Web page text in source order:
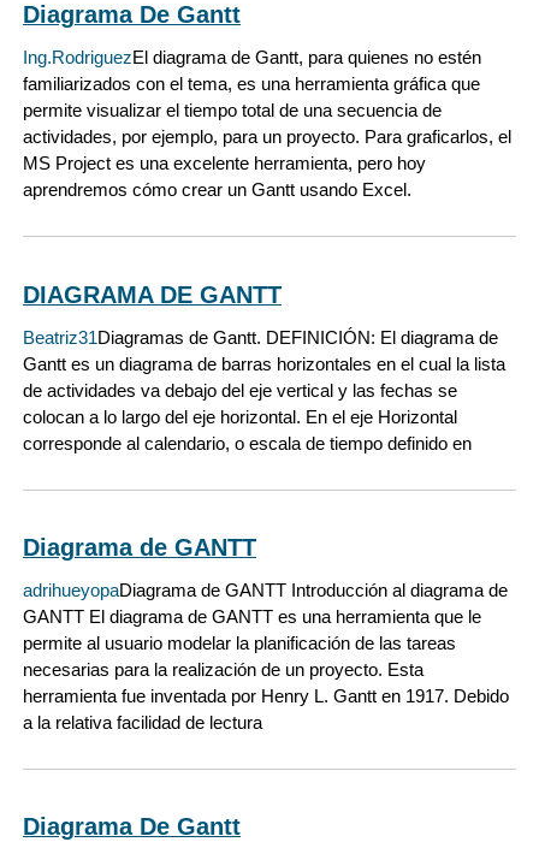
Diagrama De Gantt
Ing.RodriguezEl diagrama de Gantt, para quienes no estén
familiarizados con el tema, es una herramienta gráfica que
permite visualizar el tiempo total de una secuencia de
actividades, por ejemplo, para un proyecto. Para graficarlos, el
MS Project es una excelente herramienta, pero hoy
aprendremos cómo crear un Gantt usando Excel.
DIAGRAMA DE GANTT
Beatriz31Diagramas de Gantt. DEFINICIÓN: El diagrama de
Gantt es un diagrama de barras horizontales en el cual la lista
de actividades va debajo del eje vertical y las fechas se
colocan a lo largo del eje horizontal. En el eje Horizontal
corresponde al calendario, o escala de tiempo definido en
Diagrama de GANTT
adrihueyopaDiagrama de GANTT Introducción al diagrama de
GANTT El diagrama de GANTT es una herramienta que le
permite al usuario modelar la planificación de las tareas
necesarias para la realización de un proyecto. Esta
herramienta fue inventada por Henry L. Gantt en 1917. Debido
a la relativa facilidad de lectura
Diagrama De Gantt